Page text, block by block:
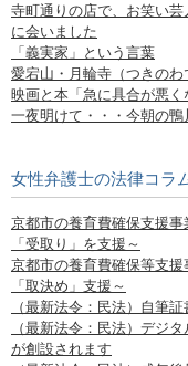
寺町通りの店で、お笑い
に会いました
「義実家」という言葉
愛宕山・月輪寺（つきの
映画と本「急に具合が悪く
一夜明けて・・・今朝の鴨
女性弁護士の法律コラ
京都市の養育費確保支援
「受取り」を支援～
京都市の養育費確保等支
「取決め」支援～
（最新法令：民法）自筆
（最新法令：民法）デジ
が創設されます